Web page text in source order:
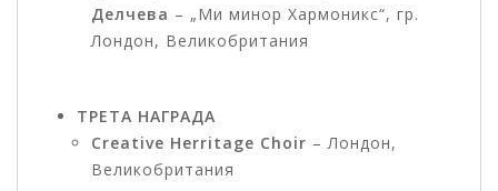
Делчева – „Ми минор Хармоникс“, гр.
Лондон, Великобритания
ТРЕТА НАГРАДА
Creative Herritage Choir – Лондон,
Великобритания